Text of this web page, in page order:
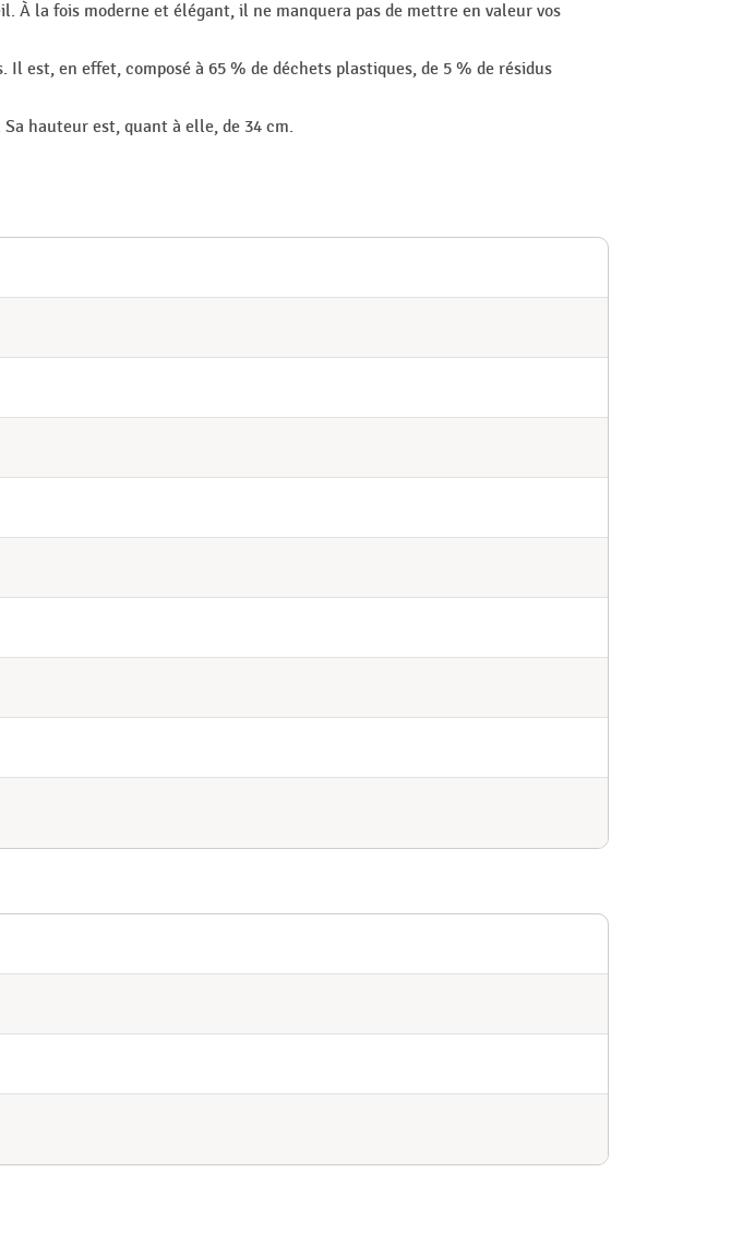
À la fois moderne et élégant, il ne manquera pas de mettre en valeur vos
est, en effet, composé à 65 % de déchets plastiques, de 5 % de résidus
hauteur est, quant à elle, de 34 cm.